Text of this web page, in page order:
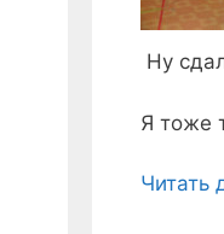
Ну
Я тоже
Читать